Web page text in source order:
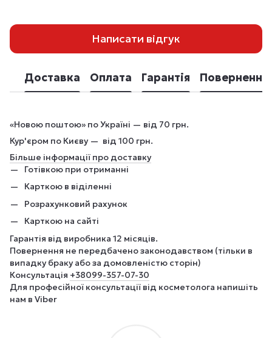
Написати відгук
Доставка Оплата Гарантія Повернення
«Новою поштою» по Україні — від 70 грн.
Кур'єром по Києву — від 100 грн.
Більше інформації про доставку
Готівкою при отриманні
Карткою в віділенні
Розрахунковий рахунок
Карткою на сайті
Гарантія від виробника 12 місяців.
Повернення не передбачено законодавством (тільки в
випадку браку або за домовленістю сторін)
Консультація +38099-357-07-30
Для професійної консультації від косметолога напишіть
нам в Viber